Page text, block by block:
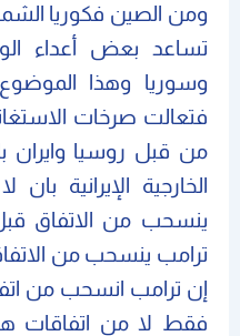
ومن الصين فكوريا
تساعد بعض أعداء
وسوريا وهذا
فتعالت صرخات
من قبل روسيا
الخارجية الإيرانية
ينسحب من الاتفاق
ترامب ينسحب من
إن ترامب انسحب من
فقط لا من اتفاقات